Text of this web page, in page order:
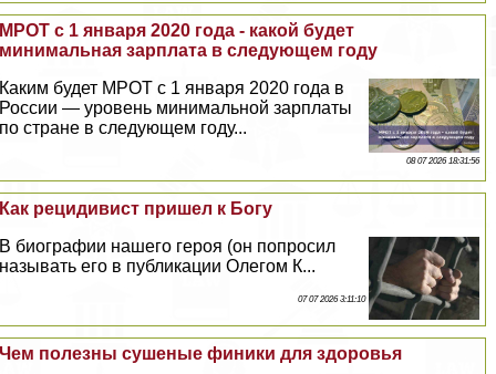
МРОТ с 1 января 2020 года - какой будет
минимальная зарплата в следующем году
Каким будет МРОТ с 1 января 2020 года в
России — уровень минимальной зарплаты
по стране в следующем году...
08 07 2026 18:31:56
Как рецидивист пришел к Богу
В биографии нашего героя (он попросил
называть его в публикации Олегом К...
07 07 2026 3:11:10
Чем полезны сушеные финики для здоровья